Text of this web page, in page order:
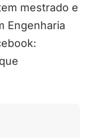
mestrado e
Engenharia